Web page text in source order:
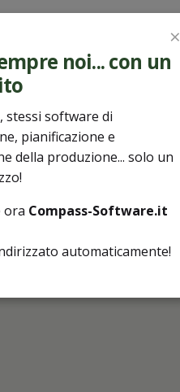
×
noi... con un
stessi software di
pianificazione e
della produzione... solo un
ora Compass-Software.it
automaticamente!